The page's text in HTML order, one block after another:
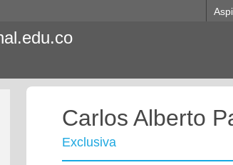
Carlos Alberto
Exclusiva